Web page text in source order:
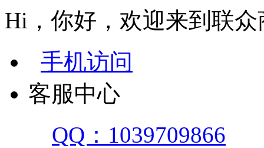
Hi，你好，欢迎来到联众
手机访问
客服中心
QQ：1039709866